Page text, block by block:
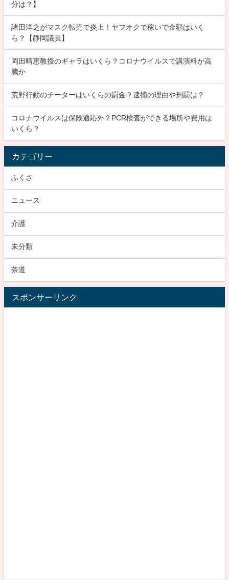
分は？】
諸田洋之がマスク転売で炎上！ヤフオクで稼いで金額はいく
ら？【静岡議員】
岡田晴恵教授のギャラはいくら？コロナウイルスで講演料が高
騰か
荒野行動のチーターはいくらの罰金？逮捕の理由や刑罰は？
コロナウイルスは保険適応外？PCR検査ができる場所や費用は
いくら？
カテゴリー
ふくさ
ニュース
介護
未分類
茶道
スポンサーリンク